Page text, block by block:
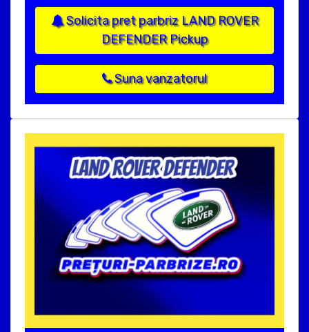
Solicita pret parbriz LAND ROVER
DEFENDER Pickup
Suna vanzatorul